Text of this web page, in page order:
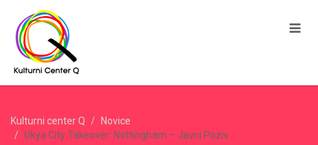
Kulturni center Q
Novice
Ukya City Takeover: Nottingham – Javni Poziv